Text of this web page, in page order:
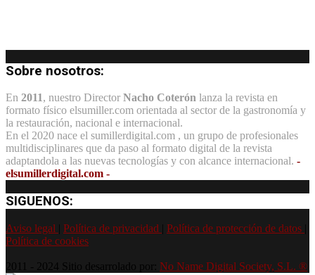
Sobre nosotros:
En 2011, nuestro Director Nacho Coterón lanza la revista en
formato físico elsumiller.com orientada al sector de la gastronomía y
la restauración, nacional e internacional.
En el 2020 nace el sumillerdigital.com , un grupo de profesionales
multidisciplinares que da paso al formato digital de la revista
adaptandola a las nuevas tecnologías y con alcance internacional. -
elsumillerdigital.com -
SIGUENOS:
Aviso legal Política de privacidad Política de protección de datos
Política de cookies
2011 - 2024 Sitio desarrolado por: No Name Digital Society, S.L. ®